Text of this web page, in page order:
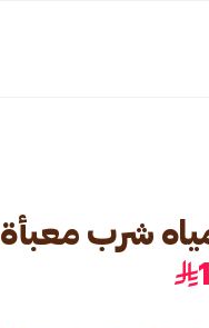
شرب معبأة 24 × 330مل